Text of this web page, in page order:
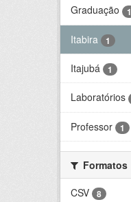
Graduação 1
Itabira 1
Itajubá 1
Laboratórios
Professor 1
Formatos
CSV
8